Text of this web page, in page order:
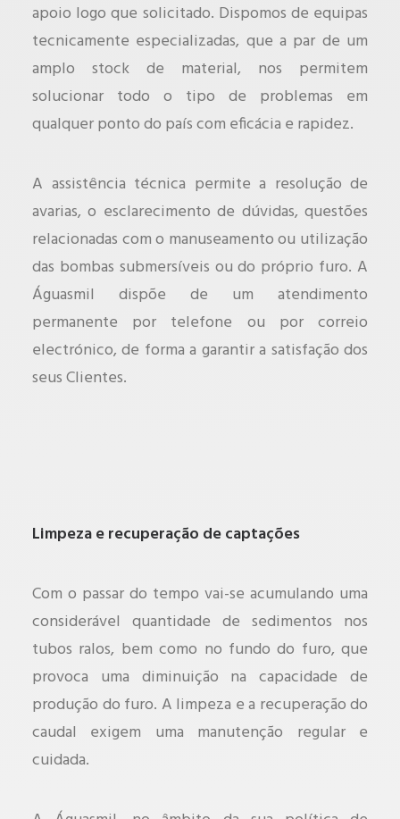
apoio logo que solicitado. Dispomos de equipas
tecnicamente especializadas, que a par de um
amplo stock de material, nos permitem
solucionar todo o tipo de problemas em
qualquer ponto do país com eficácia e rapidez.
A assistência técnica permite a resolução de
avarias, o esclarecimento de dúvidas, questões
relacionadas com o manuseamento ou utilização
das bombas submersíveis ou do próprio furo. A
Águasmil dispõe de um atendimento
permanente por telefone ou por correio
electrónico, de forma a garantir a satisfação dos
seus Clientes.
Limpeza e recuperação de captações
Com o passar do tempo vai-se acumulando uma
considerável quantidade de sedimentos nos
tubos ralos, bem como no fundo do furo, que
provoca uma diminuição na capacidade de
produção do furo. A limpeza e a recuperação do
caudal exigem uma manutenção regular e
cuidada.